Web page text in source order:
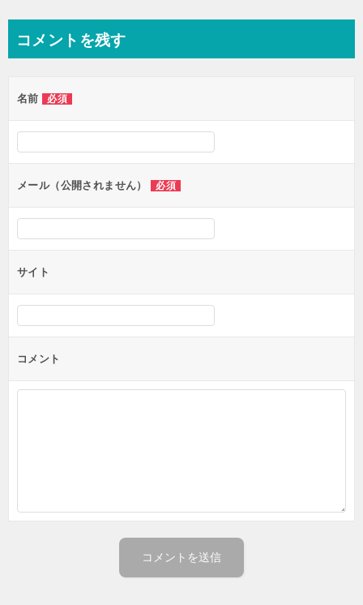
ビ
ー
シ
ン
コメントを残す
名前 必須
メール（公開されません） 必須
サイト
コメント